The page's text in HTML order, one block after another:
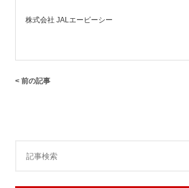
株式会社 JALエービーシー
< 前の記事